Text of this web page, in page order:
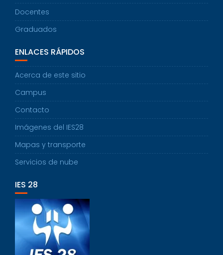
Docentes
Graduados
ENLACES RÁPIDOS
Acerca de este sitio
Campus
Contacto
Imágenes del IES28
Mapas y transporte
Servicios de nube
IES 28